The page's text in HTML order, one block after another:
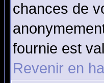
chances de
fournie est
Revenir en